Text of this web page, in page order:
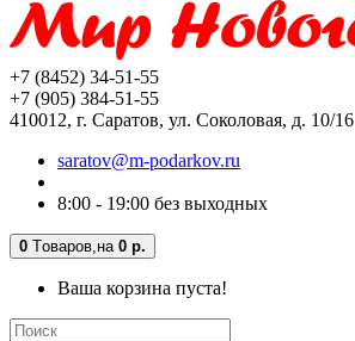
+7 (8452) 34-51-55
+7 (905) 384-51-55
410012, г. Саратов, ул. Соколовая, д. 10/16
saratov@m-podarkov.ru
8:00 - 19:00 без выходных
0 Tоваров, на 0 р.
Ваша корзина пуста!